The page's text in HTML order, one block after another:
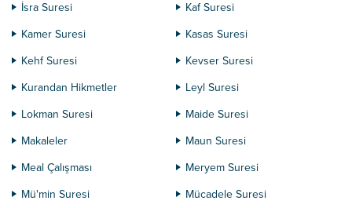
İsra Suresi
Kaf Suresi
Kamer Suresi
Kasas Suresi
Kehf Suresi
Kevser Suresi
Kurandan Hikmetler
Leyl Suresi
Lokman Suresi
Maide Suresi
Makaleler
Maun Suresi
Meal Çalışması
Meryem Suresi
Mü'min Suresi
Mücadele Suresi